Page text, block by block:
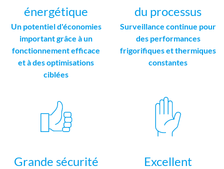
énergétique
Un potentiel d'économies
important grâce à un
fonctionnement efficace
et à des optimisations
ciblées
du processus
Surveillance continue pour
des performances
frigorifiques et thermiques
constantes
Grande sécurité
Excellent